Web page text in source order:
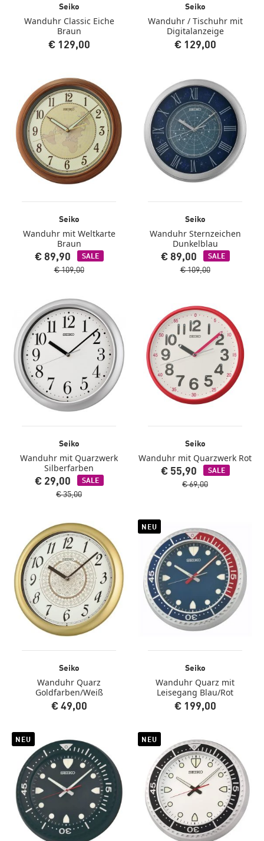
Seiko
Wanduhr Classic Eiche
Braun
€ 129,00
Seiko
Wanduhr / Tischuhr mit
Digitalanzeige
€ 129,00
Seiko
Wanduhr mit Weltkarte
Braun
€ 89,90 SALE
€ 109,00
Seiko
Wanduhr Sternzeichen
Dunkelblau
€ 89,00 SALE
€ 109,00
Seiko
Wanduhr mit Quarzwerk
Silberfarben
€ 29,00 SALE
€ 35,00
Seiko
Wanduhr mit Quarzwerk Rot
€ 55,90 SALE
€ 69,00
Seiko
Wanduhr Quarz
Goldfarben/Weiß
€ 49,00
NEU
Seiko
Wanduhr Quarz mit
Leisegang Blau/Rot
€ 199,00
NEU NEU